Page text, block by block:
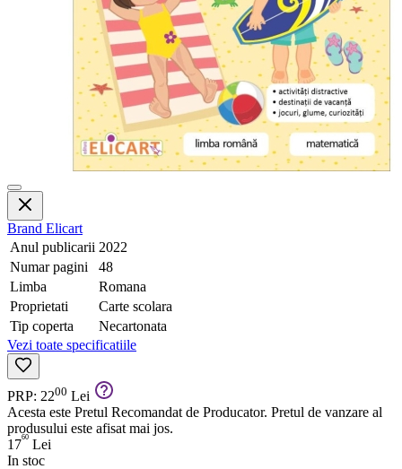
Brand Elicart
Anul publicarii 2022
Numar pagini
48
Limba
Romana
Proprietati
Carte scolara
Tip coperta
Necartonata
Vezi toate specificatiile
PRP: 2200 Lei
Acesta este Pretul Recomandat de Producator. Pretul de vanzare al
produsului este afisat mai jos.
1760 Lei
In stoc